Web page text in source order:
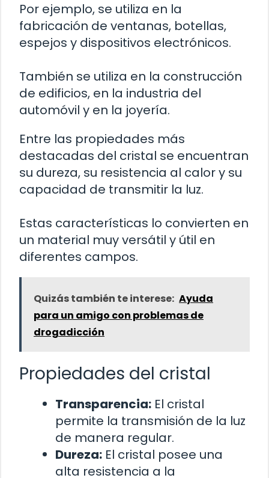
Por ejemplo, se utiliza en la
fabricación de ventanas, botellas,
espejos y dispositivos electrónicos.
También se utiliza en la construcción
de edificios, en la industria del
automóvil y en la joyería.
Entre las propiedades más
destacadas del cristal se encuentran
su dureza, su resistencia al calor y su
capacidad de transmitir la luz.
Estas características lo convierten en
un material muy versátil y útil en
diferentes campos.
Quizás también te interese: Ayuda
para un amigo con problemas de
drogadicción
Propiedades del cristal
Transparencia: El cristal
permite la transmisión de la luz
de manera regular.
Dureza: El cristal posee una
alta resistencia a la